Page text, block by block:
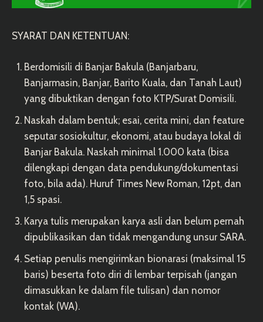
SYARAT DAN KETENTUAN:
Berdomisili di Banjar Bakula (Banjarbaru,
Banjarmasin, Banjar, Barito Kuala, dan Tanah Laut)
yang dibuktikan dengan foto KTP/Surat Domisili.
Naskah dalam bentuk; esai, cerita mini, dan feature
seputar sosiokultur, ekonomi, atau budaya lokal di
Banjar Bakula. Naskah minimal 1.000 kata (bisa
dilengkapi dengan data pendukung/dokumentasi
foto, bila ada). Huruf Times New Roman, 12pt, dan
1,5 spasi.
Karya tulis merupakan karya asli dan belum pernah
dipublikasikan dan tidak mengandung unsur SARA.
Setiap penulis mengirimkan bionarasi (maksimal 15
baris) beserta foto diri di lembar terpisah (jangan
dimasukkan ke dalam file tulisan) dan nomor
kontak (WA).